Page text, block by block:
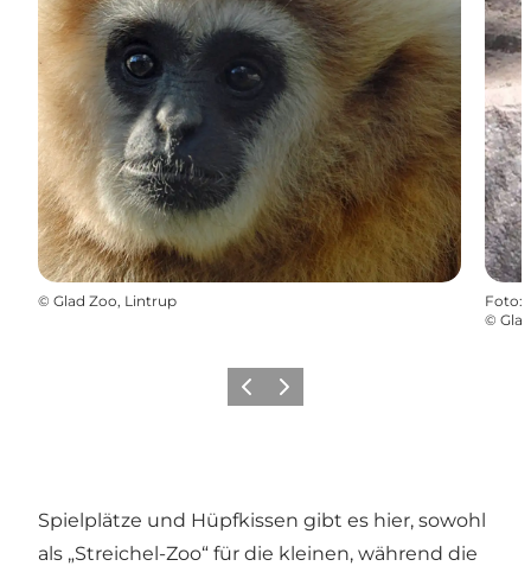
© Glad Zoo, Lintrup Foto:
©
Vorherige Folie
Nächste Folie
Spielplätze und Hüpfkissen gibt es hier, sowohl
als „Streichel-Zoo“ für die kleinen, während die